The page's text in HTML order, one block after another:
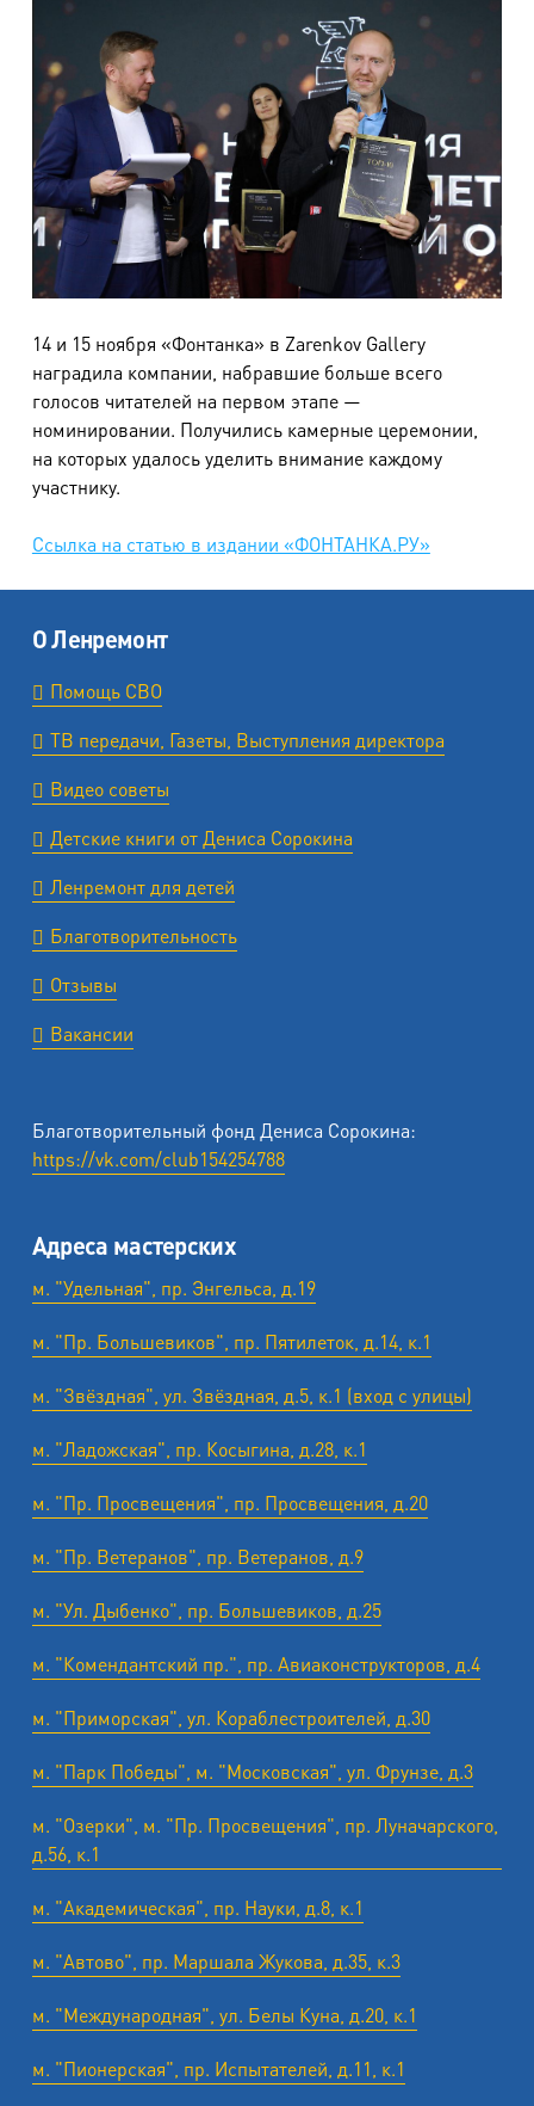
14 и 15 ноября «Фонтанка» в Zarenkov Gallery
наградила компании, набравшие больше всего
голосов читателей на первом этапе —
номинировании. Получились камерные церемонии,
на которых удалось уделить внимание каждому
участнику.
Ссылка на статью в издании «ФОНТАНКА.РУ»
О Ленремонт
Помощь СВО
ТВ передачи, Газеты, Выступления директора
Видео советы
Детские книги от Дениса Сорокина
Ленремонт для детей
Благотворительность
Отзывы
Вакансии
Благотворительный фонд Дениса Сорокина:
https://vk.com/club154254788
Адреса мастерских
м. "Удельная", пр. Энгельса, д.19
м. "Пр. Большевиков", пр. Пятилеток, д.14, к.1
м. "Звёздная", ул. Звёздная, д.5, к.1 (вход с улицы)
м. "Ладожская", пр. Косыгина, д.28, к.1
м. "Пр. Просвещения", пр. Просвещения, д.20
м. "Пр. Ветеранов", пр. Ветеранов, д.9
м. "Ул. Дыбенко", пр. Большевиков, д.25
м. "Комендантский пр.", пр. Авиаконструкторов, д.4
м. "Приморская", ул. Кораблестроителей, д.30
м. "Парк Победы", м. "Московская", ул. Фрунзе, д.3
м. "Озерки", м. "Пр. Просвещения", пр. Луначарского,
д.56, к.1
м. "Академическая", пр. Науки, д.8, к.1
м. "Автово", пр. Маршала Жукова, д.35, к.3
м. "Международная", ул. Белы Куна, д.20, к.1
м. "Пионерская", пр. Испытателей, д.11, к.1